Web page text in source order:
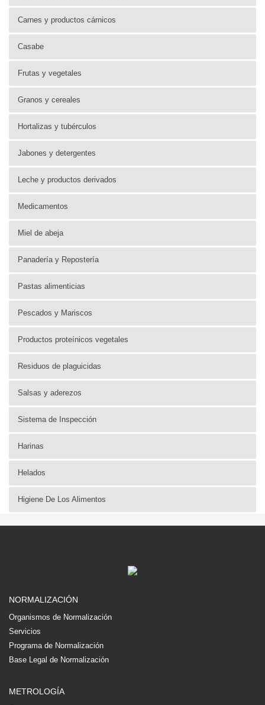
Carnes y productos cárnicos
Casabe
Frutas y vegetales
Granos y cereales
Hortalizas y tubérculos
Jabones y detergentes
Leche y productos derivados
Medicamentos
Miel de abeja
Panadería y Repostería
Pastas alimenticias
Pescados y Mariscos
Productos proteínicos vegetales
Residuos de plaguicidas
Salsas y aderezos
Sistema de Inspección
Harinas
Helados
Higiene De Los Alimentos
NORMALIZACIÓN
Organismos de Normalización
Servicios
Programa de Normalización
Base Legal de Normalización
METROLOGÍA